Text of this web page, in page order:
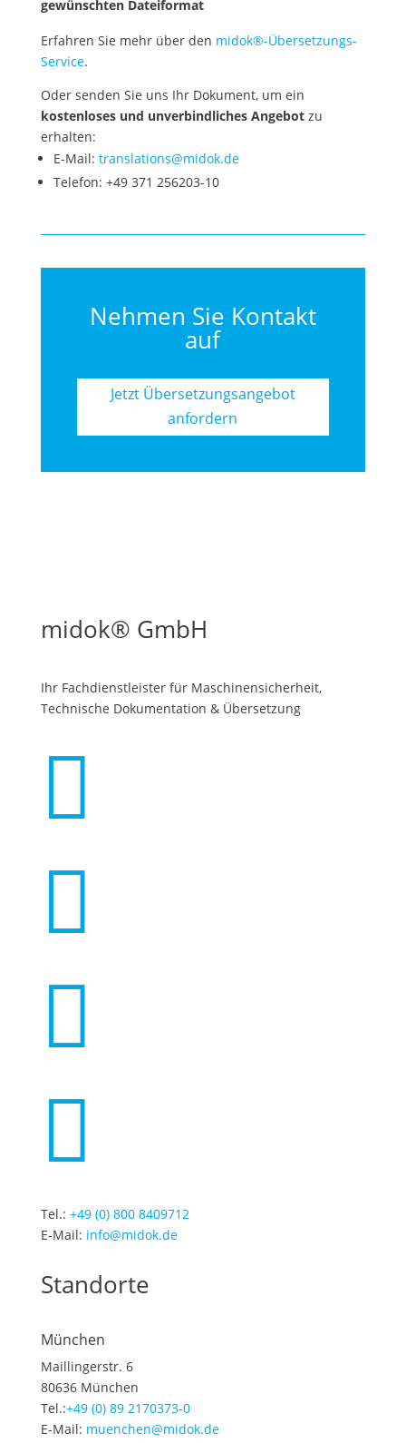
gewünschten Dateiformat
Erfahren Sie mehr über den midok®-Übersetzungs-
Service.
Oder senden Sie uns Ihr Dokument, um ein
kostenloses und unverbindliches Angebotzu
erhalten:
E-Mail: translations@midok.de
Telefon: +49 371 256203-10
Nehmen Sie Kontakt
auf
Jetzt Übersetzungsangebot
anfordern
midok® GmbH
Ihr Fachdienstleister für Maschinen­sicherheit,
Technische Dokumentation & Übersetzung




Tel.: +49 (0) 800 8409712
E-Mail: info@midok.de
Standorte
München
Maillingerstr. 6
80636 München
Tel.:+49 (0) 89 2170373-0
E-Mail: muenchen@midok.de